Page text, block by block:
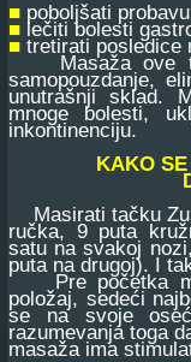
■ poboljšati probavu
■ lečiti bolesti
■ tretirati posledice
Masaža ove
samopouzdanje,
unutrašnji sklad.
mnoge bolesti,
inkontinenciju.
KAKO
Masirati tačku Zu
ručka, 9 puta
satu na svakoj
puta na drugoj). I
Pre početka
položaj, sedeći
se na svoje
razumevanja toga
masaža ima